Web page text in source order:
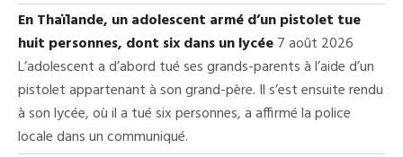
En Thaïlande, un adolescent armé d’un pistolet tue
huit personnes, dont six dans un lycée7 août 2026
L’adolescent a d’abord tué ses grands-parents à l’aide d’un
pistolet appartenant à son grand-père. Il s’est ensuite rendu
à son lycée, où il a tué six personnes, a affirmé la police
locale dans un communiqué.